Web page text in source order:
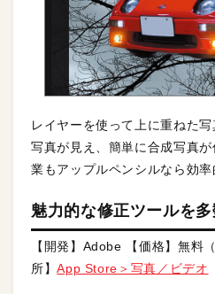
レイヤーを使って上に重ねた
写真が見え、簡単に合成写真
業もアップルペンシルなら効率
魅力的な修正ツールを
【開発】Adobe 【価格】無料
所】App Store＞写真／ビデオ